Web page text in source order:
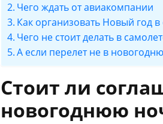
Чего ждать от авиакомпании
Как организовать Новый год в
Чего не стоит делать в
А если перелет не в
Стоит ли
новогоднюю